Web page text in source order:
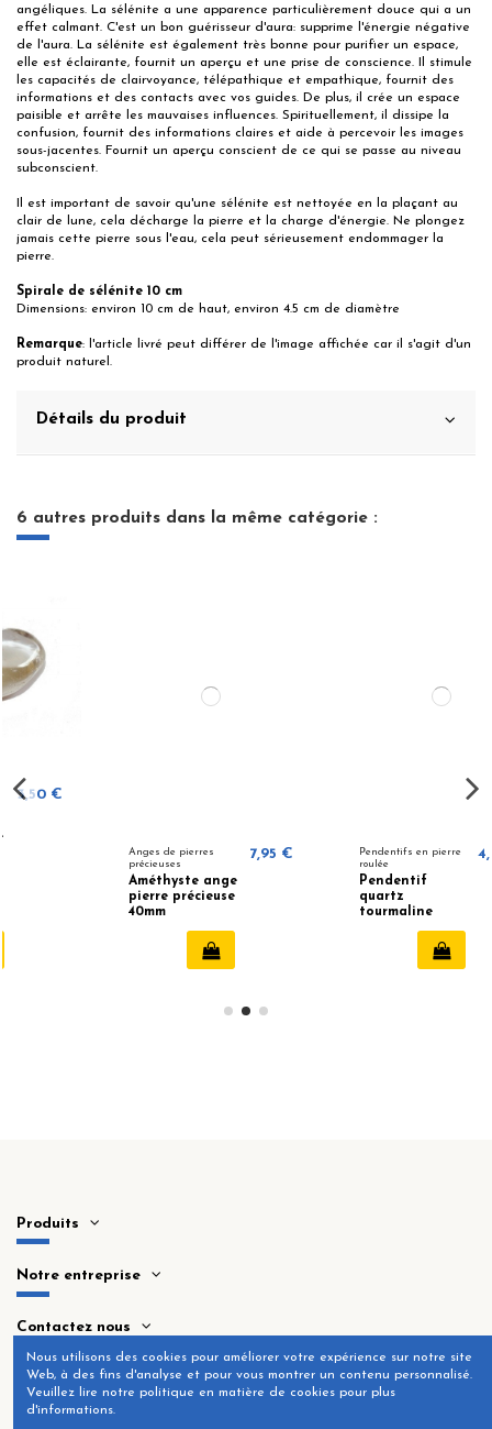
angéliques. La sélénite a une apparence particulièrement douce qui a un
effet calmant. C'est un bon guérisseur d'aura: supprime l'énergie négative
de l'aura. La sélénite est également très bonne pour purifier un espace,
elle est éclairante, fournit un aperçu et une prise de conscience. Il stimule
les capacités de clairvoyance, télépathique et empathique, fournit des
informations et des contacts avec vos guides. De plus, il crée un espace
paisible et arrête les mauvaises influences. Spirituellement, il dissipe la
confusion, fournit des informations claires et aide à percevoir les images
sous-jacentes. Fournit un aperçu conscient de ce qui se passe au niveau
subconscient.
Il est important de savoir qu'une sélénite est nettoyée en la plaçant au
clair de lune, cela décharge la pierre et la charge d'énergie. Ne plongez
jamais cette pierre sous l'eau, cela peut sérieusement endommager la
pierre.
Spirale de sélénite 10 cm
Dimensions: environ 10 cm de haut, environ 4.5 cm de diamètre
Remarque: l'article livré peut différer de l'image affichée car il s'agit d'un
produit naturel.
Détails du produit
6 autres produits dans la même catégorie :
Anges de pierres
Améthyste ange
pierre précieuse
7,95 €
Pendentifs en pierre
4,50 €
Produits
Notre entreprise
Contactez nous
Nous utilisons des cookies pour améliorer votre expérience sur notre site
Web, à des fins d'analyse et pour vous montrer un contenu personnalisé.
Veuillez lire notre politique en matière de cookies pour plus
d'informations.